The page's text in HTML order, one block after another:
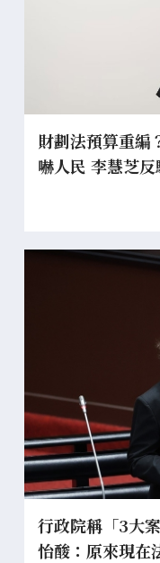
財劃法預算重編
嚇人民 李慧芝反
行政院稱「3大
怡酸：原來現在